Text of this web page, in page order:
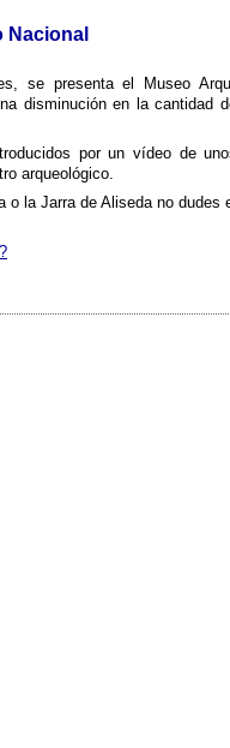
Nacional
se presenta el Museo
disminución en la cantidad
por un ví­deo de
arqueológico.
la Jarra de Aliseda no dudes